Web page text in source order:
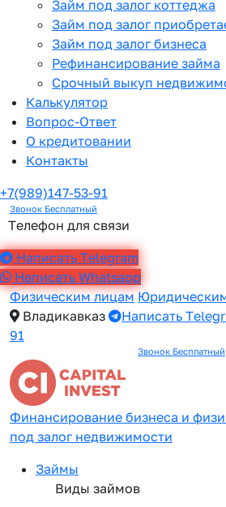
Займ под залог коттеджа
Займ под залог
Займ под залог бизнеса
Рефинансирование займа
Срочный выкуп
Калькулятор
Вопрос-Ответ
О кредитовании
Контакты
+7(989)147-53-91
Звонок Бесплатный
Телефон для связи
Написать Telegram
Написать Whatsapp
Физическим лицам
Владикавказ
Написать
91
Звонок Бесплатный
Финансирование бизнеса и
под залог недвижимости
Займы
Виды займов